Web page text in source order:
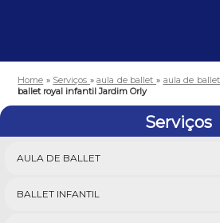
Home » Serviços »aula de ballet » aula de
ballet royal infantil Jardim Orly
Serviços
AULA DE BALLET
BALLET INFANTIL